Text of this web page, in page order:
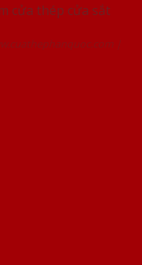
cửa thép cửa sắt
|